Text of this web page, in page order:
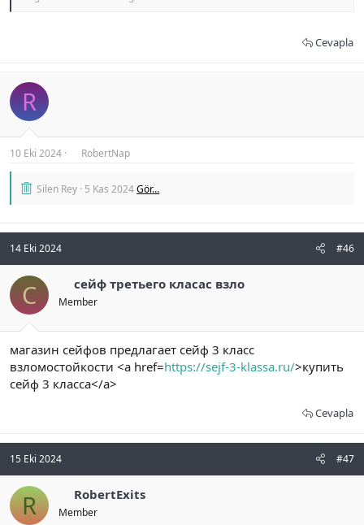
Cevapla
R
10 Eki 2024 RobertNap
Silen Rey 5 Kas 2024Gör…
14 Eki 2024 #46
С сейф третьего класас взло
Member
магазин сейфов предлагает сейф 3 класс
взломостойкости <a href=https://sejf-3-klassa.ru/>купить
сейф 3 класса</a>
Cevapla
15 Eki 2024 #47
R RobertExits
Member